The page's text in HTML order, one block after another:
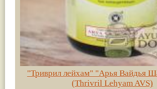
"Триврил лейхам" "Арья Вайдья
(Thrivril Lehyam AVS)